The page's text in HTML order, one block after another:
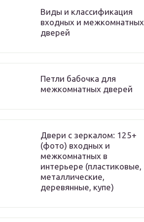
Виды и классификация
входных и межкомнатных
дверей
Петли бабочка для
межкомнатных дверей
Двери с зеркалом: 125+
(фото) входных и
межкомнатных в
интерьере (пластиковые,
металлические,
деревянные, купе)